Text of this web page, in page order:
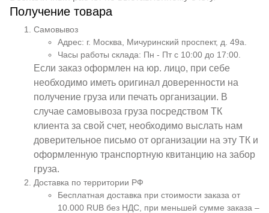
Получение товара
Самовывоз
Адрес: г. Москва, Мичуринский проспект, д. 49а.
Часы работы склада: Пн - Пт с 10:00 до 17:00.
Если заказ оформлен на юр. лицо, при себе
необходимо иметь оригинал доверенности на
получение груза или печать организации. В
случае самовывоза груза посредством ТК
клиента за свой счет, необходимо выслать нам
доверительное письмо от организации на эту ТК и
оформленную транспортную квитанцию на забор
груза.
Доставка по территории РФ
Бесплатная доставка при стоимости заказа от
10.000 RUB без НДС, при меньшей сумме заказа –